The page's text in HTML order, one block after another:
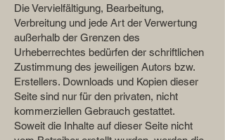
Die Vervielfältigung, Bearbeitung,
Verbreitung und jede Art der Verwertung
außerhalb der Grenzen des
Urheberrechtes bedürfen der schriftlichen
Zustimmung des jeweiligen Autors bzw.
Erstellers. Downloads und Kopien dieser
Seite sind nur für den privaten, nicht
kommerziellen Gebrauch gestattet.
Soweit die Inhalte auf dieser Seite nicht